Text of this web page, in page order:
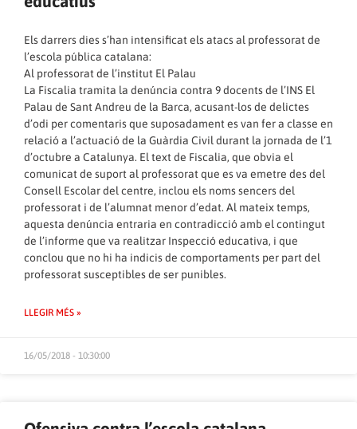
Els darrers dies s’han intensificat els atacs al professorat de
l’escola pública catalana:
Al professorat de l’institut El Palau
La Fiscalia tramita la denúncia contra 9 docents de l’INS El
Palau de Sant Andreu de la Barca, acusant-los de delictes
d’odi per comentaris que suposadament es van fer a classe en
relació a l’actuació de la Guàrdia Civil durant la jornada de l’1
d’octubre a Catalunya. El text de Fiscalia, que obvia el
comunicat de suport al professorat que es va emetre des del
Consell Escolar del centre, inclou els noms sencers del
professorat i de l’alumnat menor d’edat. Al mateix temps,
aquesta denúncia entraria en contradicció amb el contingut
de l’informe que va realitzar Inspecció educativa, i que
conclou que no hi ha indicis de comportaments per part del
professorat susceptibles de ser punibles.
LLEGIR MÉS »
16/05/2018 - 10:30:00